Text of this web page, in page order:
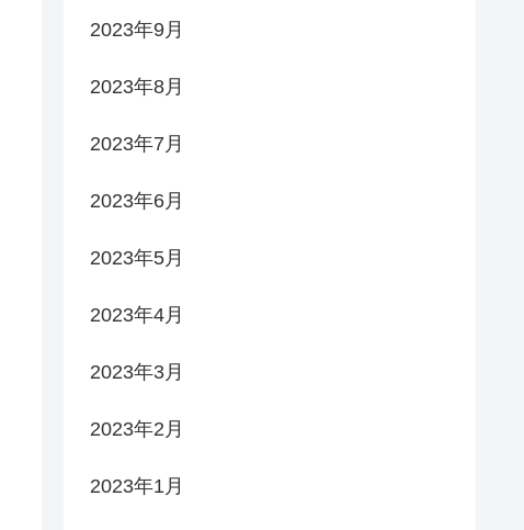
2023年9月
2023年8月
2023年7月
2023年6月
2023年5月
2023年4月
2023年3月
2023年2月
2023年1月